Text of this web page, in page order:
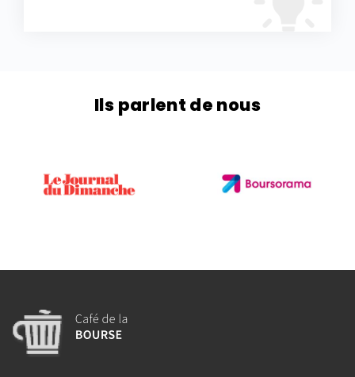
Ils parlent de nous